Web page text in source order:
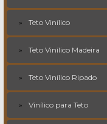
Teto Vinílico
Teto Vinílico Madeira
Teto Vinílico Ripado
Vinílico para Teto